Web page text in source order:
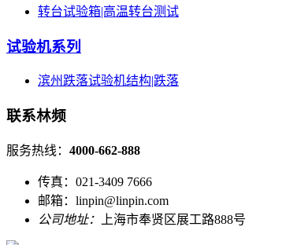
转台试验箱|高温转台测试
试验机系列
滨州跌落试验机结构|跌落
联系林频
服务热线： 4000-662-888
传真：021-3409 7666
邮箱：linpin@linpin.com
公司地址：
上海市奉贤区展工路888号